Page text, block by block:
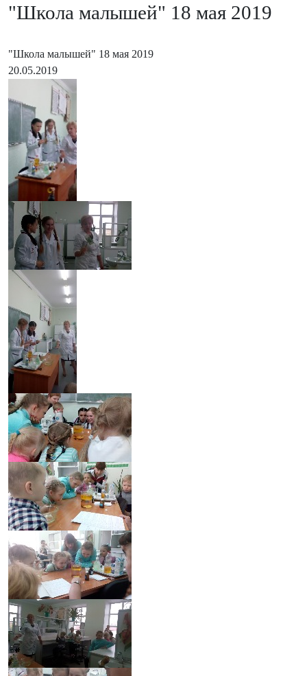
"Школа малышей" 18 мая 2019
"Школа малышей" 18 мая 2019
20.05.2019